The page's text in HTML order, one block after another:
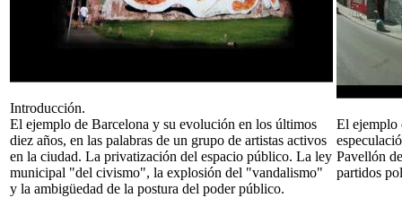
Introducción.
El ejemplo de Barcelona y su evolución en los últimos
diez años, en las palabras de un grupo de artistas activos
en la ciudad. La privatización del espacio público. La ley
municipal "del civismo", la explosión del "vandalismo"
y la ambigüedad de la postura del poder público.
El ejemplo
Pavellón
partidos